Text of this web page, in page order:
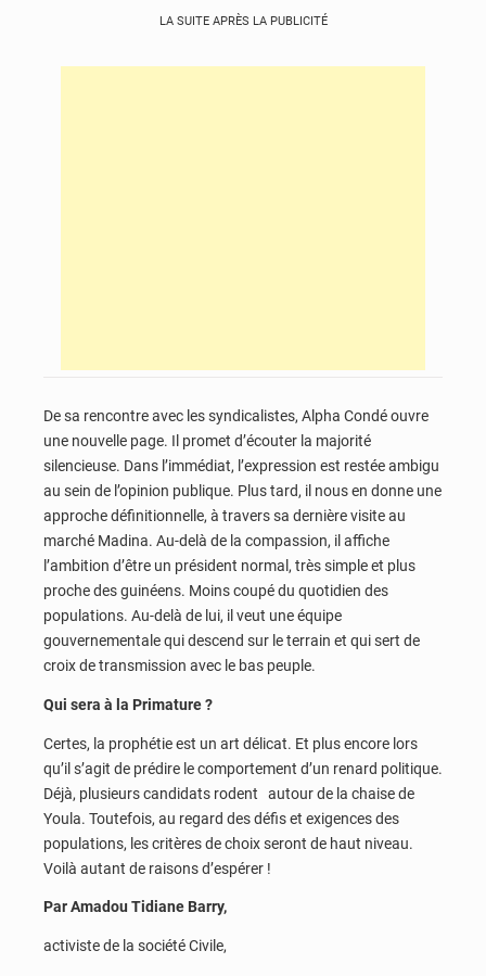
LA SUITE APRÈS LA PUBLICITÉ
De sa rencontre avec les syndicalistes, Alpha Condé ouvre
une nouvelle page. Il promet d’écouter la majorité
silencieuse. Dans l’immédiat, l’expression est restée ambigu
au sein de l’opinion publique. Plus tard, il nous en donne une
approche définitionnelle, à travers sa dernière visite au
marché Madina. Au-delà de la compassion, il affiche
l’ambition d’être un président normal, très simple et plus
proche des guinéens. Moins coupé du quotidien des
populations. Au-delà de lui, il veut une équipe
gouvernementale qui descend sur le terrain et qui sert de
croix de transmission avec le bas peuple.
Qui sera à la Primature ?
Certes, la prophétie est un art délicat. Et plus encore lors
qu’il s’agit de prédire le comportement d’un renard politique.
Déjà, plusieurs candidats rodent autour de la chaise de
Youla. Toutefois, au regard des défis et exigences des
populations, les critères de choix seront de haut niveau.
Voilà autant de raisons d’espérer !
Par Amadou Tidiane Barry,
activiste de la société Civile,